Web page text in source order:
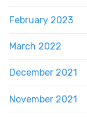
February 2023
March 2022
December 2021
November 2021